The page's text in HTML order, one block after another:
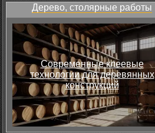
Дерево, столярные работы
Современные клеевые
технологии для деревянных
конструкций